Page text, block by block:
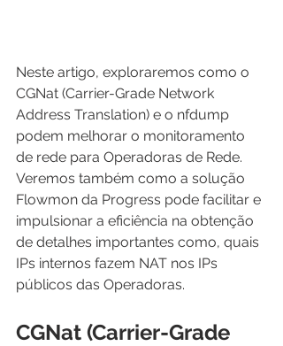
Neste artigo, exploraremos como o
CGNat (Carrier-Grade Network
Address Translation) e o nfdump
podem melhorar o monitoramento
de rede para Operadoras de Rede.
Veremos também como a solução
Flowmon da Progress pode facilitar e
impulsionar a eficiência na obtenção
de detalhes importantes como, quais
IPs internos fazem NAT nos IPs
públicos das Operadoras.
CGNat (Carrier-Grade